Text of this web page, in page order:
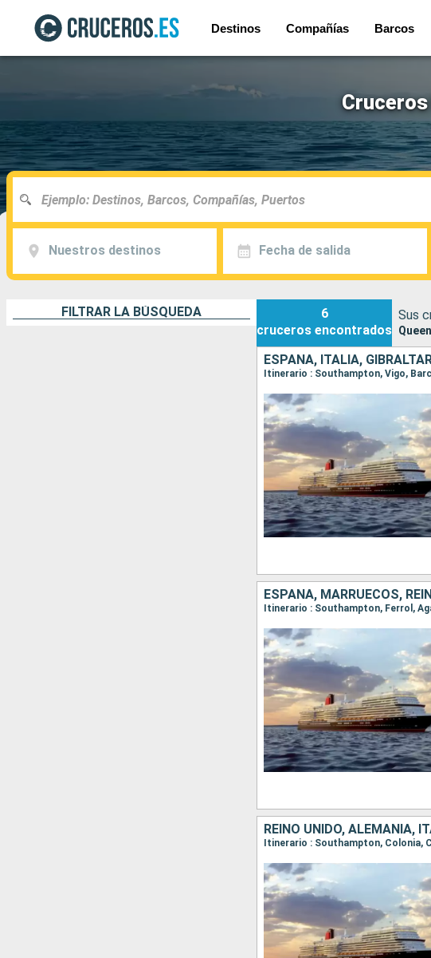
Destinos Compañías Barcos
Cruceros
Nuestros destinos Fecha de salida
FILTRAR LA BÚSQUEDA
6
cruceros encontrados
Sus
ESPAÑA, ITALIA,
Itinerario : Southampton, Vigo,
ESPAÑA, MARRUECOS,
Itinerario : Southampton, Ferrol,
REINO UNIDO, ALEMANIA,
Itinerario : Southampton, Colonia,